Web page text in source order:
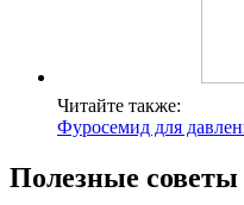
Читайте также:
Фуросемид для
Полезные советы